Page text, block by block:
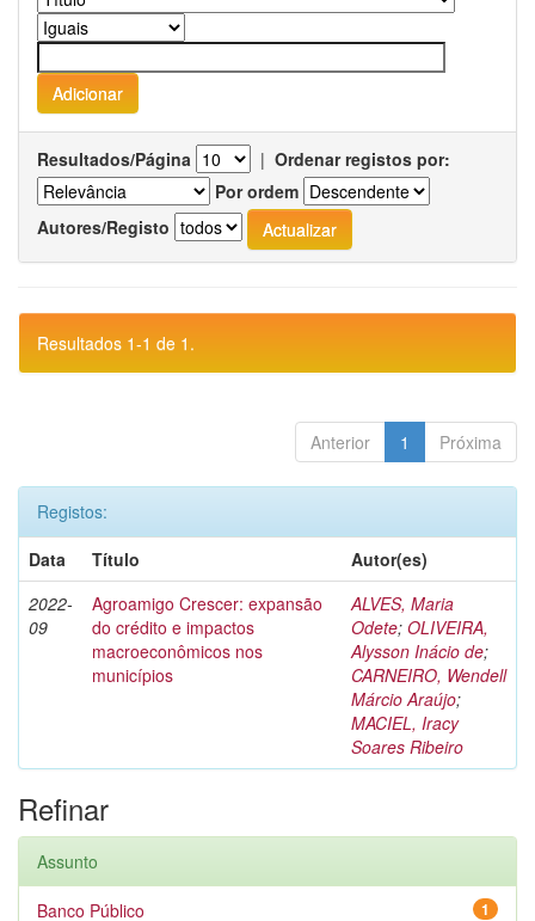
Resultados/Página | Ordenar registos por:
Por ordem
Autores/Registo
Resultados 1-1 de 1.
Anterior 1 Próxima
Registos:
Data
Título
Autor(es)
2022-
09
Agroamigo Crescer: expansão
do crédito e impactos
macroeconômicos nos
municípios
ALVES, Maria
Odete; OLIVEIRA,
Alysson Inácio de;
CARNEIRO, Wendell
Márcio Araújo;
MACIEL, Iracy
Soares Ribeiro
Refinar
Assunto
1
Banco Público